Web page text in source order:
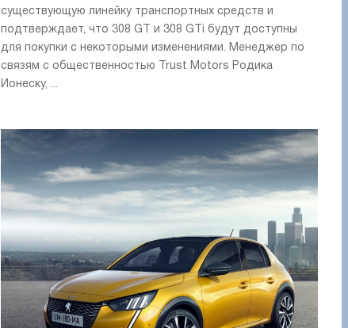
существующую линейку транспортных средств и
подтверждает, что 308 GT и 308 GTi будут доступны
для покупки с некоторыми изменениями. Менеджер по
связям с общественностью Trust Motors Родика
Ионеску, ...